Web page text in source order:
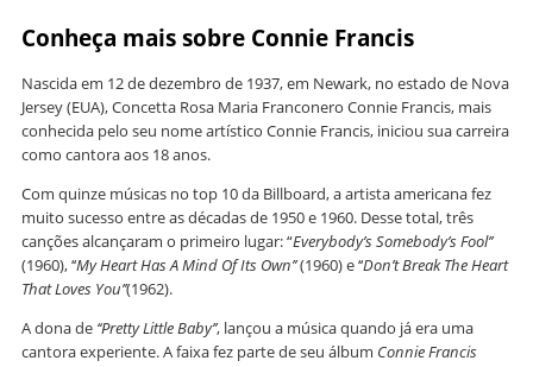
Conheça mais sobre Connie Francis
Nascida em 12 de dezembro de 1937, em Newark, no estado de Nova
Jersey (EUA), Concetta Rosa Maria Franconero Connie Francis, mais
conhecida pelo seu nome artístico Connie Francis, iniciou sua carreira
como cantora aos 18 anos.
Com quinze músicas no top 10 da Billboard, a artista americana fez
muito sucesso entre as décadas de 1950 e 1960. Desse total, três
canções alcançaram o primeiro lugar: “Everybody’s Somebody’s Fool’’
(1960), ‘‘My Heart Has A Mind Of Its Own’’(1960) e ‘‘Don’t Break The Heart
That Loves You’’(1962).
A dona de ‘‘Pretty Little Baby’’, lançou a música quando já era uma
cantora experiente. A faixa fez parte de seu álbum Connie Francis